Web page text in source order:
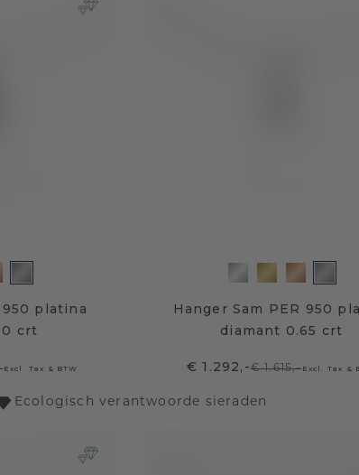
950 platina
crt
Excl. Tax & BTW
Hanger Sam PER 950
diamant 0.65 crt
€ 1.292,-€ 1.615,-Excl. Tax &
Ecologisch verantwoorde sieraden